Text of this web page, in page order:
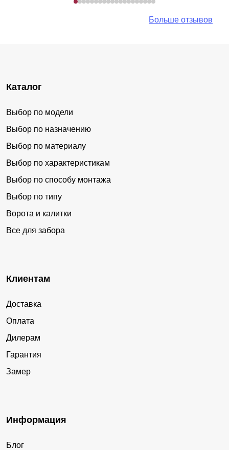
Больше отзывов
Каталог
Выбор по модели
Выбор по назначению
Выбор по материалу
Выбор по характеристикам
Выбор по способу монтажа
Выбор по типу
Ворота и калитки
Все для забора
Клиентам
Доставка
Оплата
Дилерам
Гарантия
Замер
Информация
Блог